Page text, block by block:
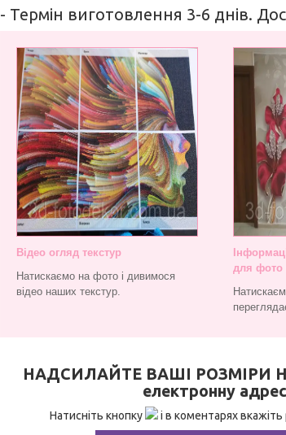
- Термін виготовлення 3-6 днів.
Відео огляд текстур
Натискаємо на фото і дивимося
відео наших текстур.
для фото
НАДСИЛАЙТЕ ВАШІ РОЗМІРИ
електронну
Натисніть кнопку і в коментарях